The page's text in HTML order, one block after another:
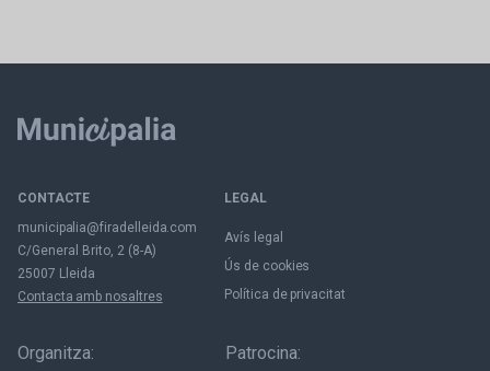
CONTACTE
municipalia@firadelleida.com
C/General Brito, 2 (8-A)
25007 Lleida
Contacta amb nosaltres
LEGAL
Avís legal
Ús de cookies
Política de privacitat
Organitza: Patrocina: